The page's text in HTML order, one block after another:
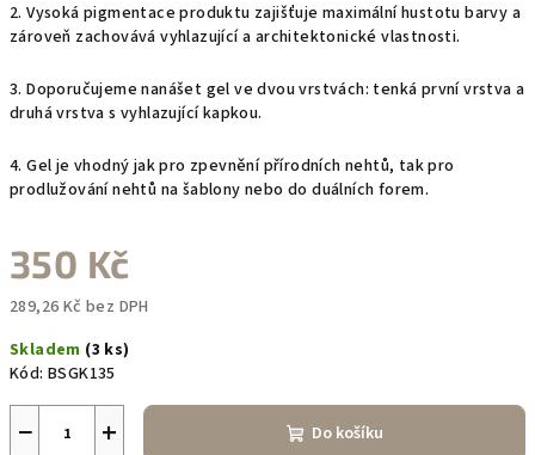
2. Vysoká pigmentace produktu zajišťuje maximální hustotu barvy a
zároveň zachovává vyhlazující a architektonické vlastnosti.
3. Doporučujeme nanášet gel ve dvou vrstvách: tenká první vrstva a
druhá vrstva s vyhlazující kapkou.
4. Gel je vhodný jak pro zpevnění přírodních nehtů, tak pro
prodlužování nehtů na šablony nebo do duálních forem.
350 Kč
289,26 Kč bez DPH
cena:
Skladem (3 ks)
Kód: BSGK135
+
− Do košíku